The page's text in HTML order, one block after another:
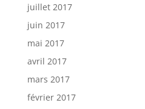
juillet 2017
juin 2017
mai 2017
avril 2017
mars 2017
février 2017